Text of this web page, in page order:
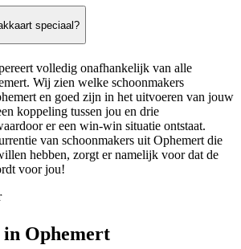
speciaal?
volledig onafhankelijk van alle
Wij zien welke schoonmakers
en goed zijn in het uitvoeren van jouw
koppeling tussen jou en drie
er een win-win situatie ontstaat.
van schoonmakers uit Ophemert die
hebben, zorgt er namelijk voor dat de
voor jou!
in Ophemert